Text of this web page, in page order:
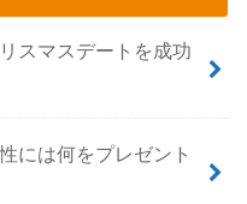
スマスデートを成功
には何をプレゼント